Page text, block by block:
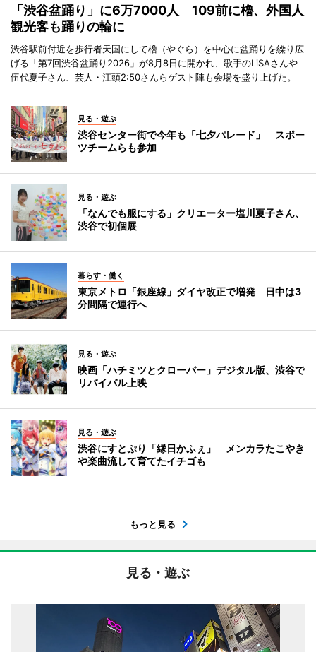
「渋谷盆踊り」に6万7000人 109前に櫓、外国人
観光客も踊りの輪に
渋谷駅前付近を歩行者天国にして櫓（やぐら）を中心に盆踊りを繰り広
げる「第7回渋谷盆踊り2026」が8月8日に開かれ、歌手のLiSAさんや
伍代夏子さん、芸人・江頭2:50さんらゲスト陣も会場を盛り上げた。
見る・遊ぶ
渋谷センター街で今年も「七夕パレード」 スポー
ツチームらも参加
見る・遊ぶ
「なんでも服にする」クリエーター塩川夏子さん、
渋谷で初個展
暮らす・働く
東京メトロ「銀座線」ダイヤ改正で増発 日中は3
分間隔で運行へ
見る・遊ぶ
映画「ハチミツとクローバー」デジタル版、渋谷で
リバイバル上映
見る・遊ぶ
渋谷にすとぷり「縁日かふぇ」 メンカラたこやき
や楽曲流して育てたイチゴも
もっと見る
見る・遊ぶ